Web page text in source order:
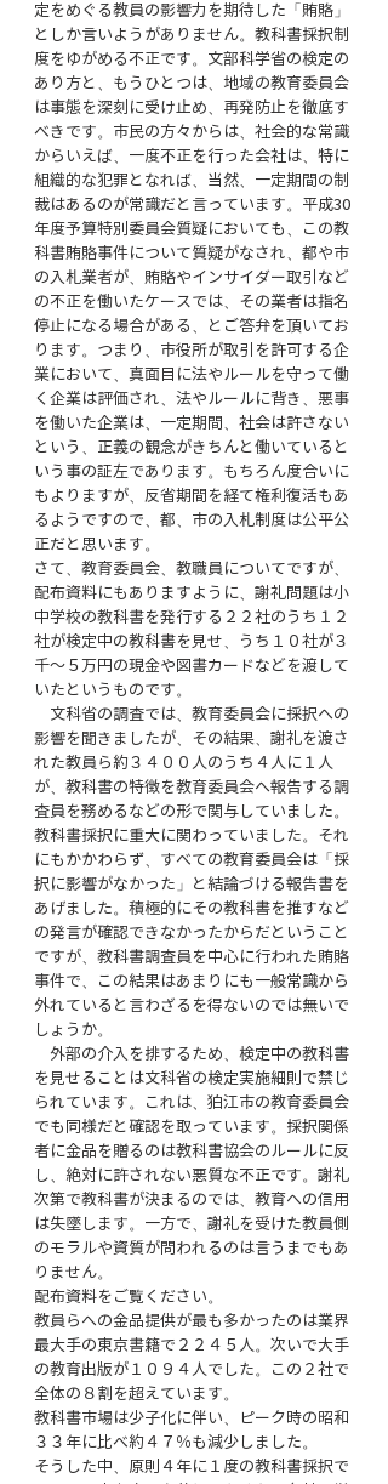
定をめぐる教員の影響力を期待した「賄賂」
としか言いようがありません。教科書採択制
度をゆがめる不正です。文部科学省の検定の
あり方と、もうひとつは、地域の教育委員会
は事態を深刻に受け止め、再発防止を徹底す
べきです。市民の方々からは、社会的な常識
からいえば、一度不正を行った会社は、特に
組織的な犯罪となれば、当然、一定期間の制
裁はあるのが常識だと言っています。平成30
年度予算特別委員会質疑においても、この教
科書賄賂事件について質疑がなされ、都や市
の入札業者が、賄賂やインサイダー取引など
の不正を働いたケースでは、その業者は指名
停止になる場合がある、とご答弁を頂いてお
ります。つまり、市役所が取引を許可する企
業において、真面目に法やルールを守って働
く企業は評価され、法やルールに背き、悪事
を働いた企業は、一定期間、社会は許さない
という、正義の観念がきちんと働いていると
いう事の証左であります。もちろん度合いに
もよりますが、反省期間を経て権利復活もあ
るようですので、都、市の入札制度は公平公
正だと思います。
さて、教育委員会、教職員についてですが、
配布資料にもありますように、謝礼問題は小
中学校の教科書を発行する２２社のうち１２
社が検定中の教科書を見せ、うち１０社が３
千～５万円の現金や図書カードなどを渡して
いたというものです。
文科省の調査では、教育委員会に採択への
影響を聞きましたが、その結果、謝礼を渡さ
れた教員ら約３４００人のうち４人に１人
が、教科書の特徴を教育委員会へ報告する調
査員を務めるなどの形で関与していました。
教科書採択に重大に関わっていました。それ
にもかかわらず、すべての教育委員会は「採
択に影響がなかった」と結論づける報告書を
あげました。積極的にその教科書を推すなど
の発言が確認できなかったからだということ
ですが、教科書調査員を中心に行われた賄賂
事件で、この結果はあまりにも一般常識から
外れていると言わざるを得ないのでは無いで
しょうか。
外部の介入を排するため、検定中の教科書
を見せることは文科省の検定実施細則で禁じ
られています。これは、狛江市の教育委員会
でも同様だと確認を取っています。採択関係
者に金品を贈るのは教科書協会のルールに反
し、絶対に許されない悪質な不正です。謝礼
次第で教科書が決まるのでは、教育への信用
は失墜します。一方で、謝礼を受けた教員側
のモラルや資質が問われるのは言うまでもあ
りません。
配布資料をご覧ください。
教員らへの金品提供が最も多かったのは業界
最大手の東京書籍で２２４５人。次いで大手
の教育出版が１０９４人でした。この２社で
全体の８割を超えています。
教科書市場は少子化に伴い、ピーク時の昭和
３３年に比べ約４７％も減少しました。
そうした中、原則４年に１度の教科書採択で